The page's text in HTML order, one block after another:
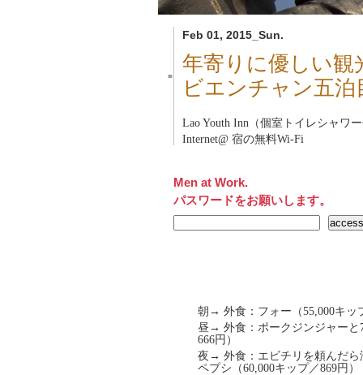
Feb 01, 2015_Sun.
■
年寄りに優しい観
ビエンチャン五
Lao Youth Inn（個室トイレシャワ
Internet@ 宿の無料Wi-Fi
Men at Work.
パスワードをお願いします。
朝→ 外食：フォー（55,000キッ
昼→ 外食：ポークジンジャーと
666円）
夜→ 外食：エビチリを頼んだら
ペプシ（60,000キップ／869円）